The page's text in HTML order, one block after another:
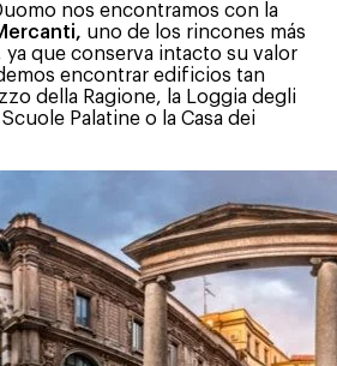
nos encontramos con la
uno de los rincones más
ya que conserva intacto su valor
encontrar edificios tan
della Ragione, la Loggia degli
Palatine o la Casa dei